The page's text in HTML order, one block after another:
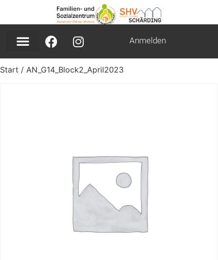
Anmelden
Start / AN_G14_Block2_April2023